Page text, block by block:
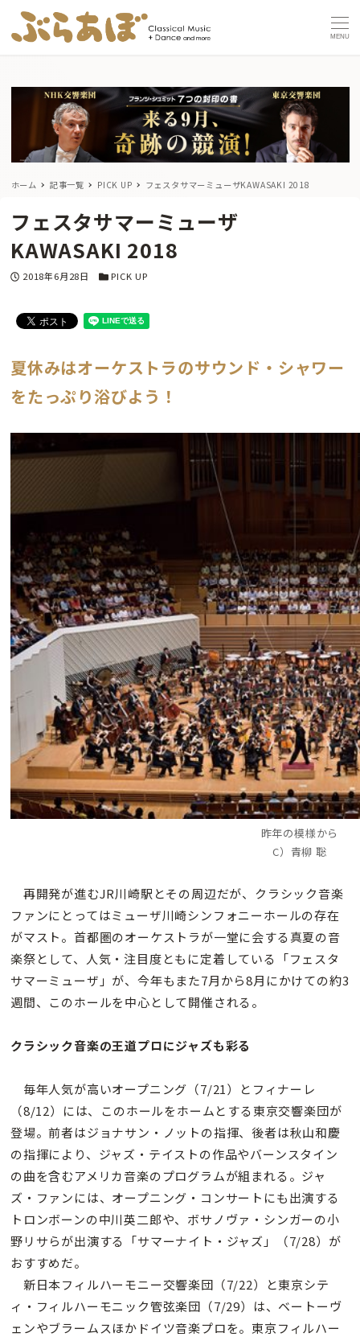
MENU
ホーム 記事一覧 PICK UP フェスタサマーミューザKAWASAKI 2018
フェスタサマーミューザ
KAWASAKI 2018
投稿日
2018年6月28日 カテゴリー
PICK UP
夏休みはオーケストラのサウンド・シャワー
をたっぷり浴びよう！
昨年の模様から
C）青柳 聡
再開発が進むJR川崎駅とその周辺だが、クラシック音楽
ファンにとってはミューザ川崎シンフォニーホールの存在
がマスト。首都圏のオーケストラが一堂に会する真夏の音
楽祭として、人気・注目度ともに定着している「フェスタ
サマーミューザ」が、今年もまた7月から8月にかけての約3
週間、このホールを中心として開催される。
クラシック音楽の王道プロにジャズも彩る
毎年人気が高いオープニング（7/21）とフィナーレ
（8/12）には、このホールをホームとする東京交響楽団が
登場。前者はジョナサン・ノットの指揮、後者は秋山和慶
の指揮により、ジャズ・テイストの作品やバーンスタイン
の曲を含むアメリカ音楽のプログラムが組まれる。ジャ
ズ・ファンには、オープニング・コンサートにも出演する
トロンボーンの中川英二郎や、ボサノヴァ・シンガーの小
野リサらが出演する「サマーナイト・ジャズ」（7/28）が
おすすめだ。
新日本フィルハーモニー交響楽団（7/22）と東京シテ
ィ・フィルハーモニック管弦楽団（7/29）は、ベートーヴ
ェンやブラームスほかドイツ音楽プロを。東京フィルハー